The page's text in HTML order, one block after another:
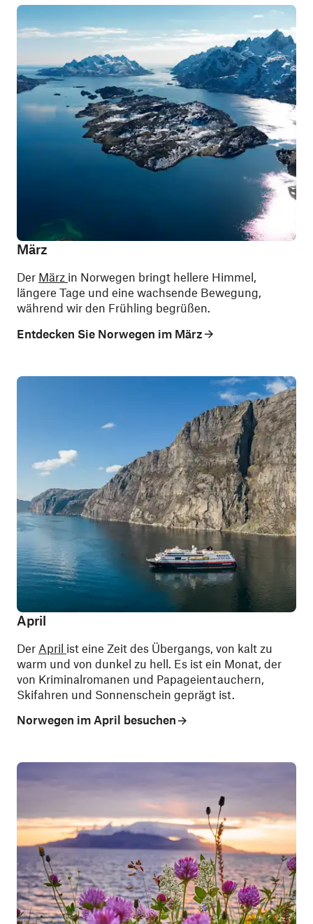
März
Der März in Norwegen bringt hellere Himmel,
längere Tage und eine wachsende Bewegung,
während wir den Frühling begrüßen.
Entdecken Sie Norwegen im März
April
Der April ist eine Zeit des Übergangs, von kalt zu
warm und von dunkel zu hell. Es ist ein Monat, der
von Kriminalromanen und Papageientauchern,
Skifahren und Sonnenschein geprägt ist.
Norwegen im April besuchen